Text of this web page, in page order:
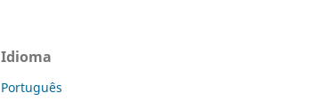
Idioma
Português